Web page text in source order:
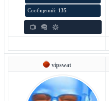
Сообщений: 135
vipswat